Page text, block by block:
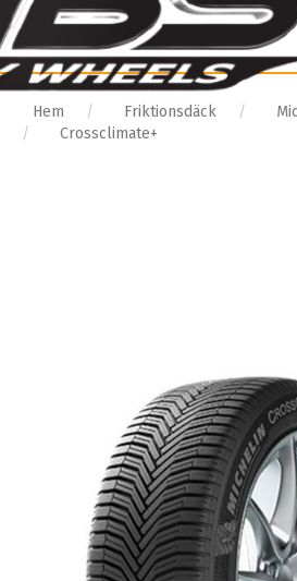
Hem Friktionsdäck
Crossclimate+